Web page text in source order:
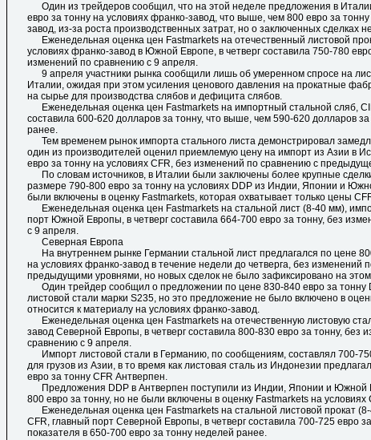
Один из трейдеров сообщил, что на этой неделе предложения в
евро за тонну на условиях франко-завод, что выше, чем 800 евро за
завод, из-за роста производственных затрат, но о заключенных сделках
Еженедельная оценка цен Fastmarkets на отечественный листовой
условиях франко-завод в Южной Европе, в четверг составила 750-780
изменений по сравнению с 9 апреля.
9 апреля участники рынка сообщили лишь об умеренном спросе на
Италии, ожидая при этом усиления ценового давления на прокатные
на сырье для производства слябов и дефицита слябов.
Еженедельная оценка цен Fastmarkets на импортный стальной сляб,
составила 600-620 долларов за тонну, что выше, чем 590-620 долларов
ранее.
Тем временем рынок импорта стального листа демонстрировал
один из производителей оценил приемлемую цену на импорт из Азии в
евро за тонну на условиях CFR, без изменений по сравнению с
По словам источников, в Италии были заключены более крупные
размере 790-800 евро за тонну на условиях DDP из Индии, Японии и
были включены в оценку Fastmarkets, которая охватывает только цены
Еженедельная оценка цен Fastmarkets на стальной лист (8-40 мм),
порт Южной Европы, в четверг составила 664-700 евро за тонну, без
с 9 апреля.
Северная Европа
На внутреннем рынке Германии стальной лист предлагался по цене
на условиях франко-завод в течение недели до четверга, без изменений
предыдущими уровнями, но новых сделок не было зафиксировано на
Один трейдер сообщил о предложении по цене 830-840 евро за тонну
листовой стали марки S235, но это предложение не было включено в
относится к материалу на условиях франко-завод.
Еженедельная оценка цен Fastmarkets на отечественную листовую
завод Северной Европы, в четверг составила 800-830 евро за тонну, без
сравнению с 9 апреля.
Импорт листовой стали в Германию, по сообщениям, составлял 700-
для грузов из Азии, в то время как листовая сталь из Индонезии
евро за тонну CFR Антверпен.
Предложения DDP в Антверпен поступили из Индии, Японии и Южной
800 евро за тонну, но не были включены в оценку Fastmarkets на условиях
Еженедельная оценка цен Fastmarkets на стальной листовой прокат
CFR, главный порт Северной Европы, в четверг составила 700-725 евро
показателя в 650-700 евро за тонну неделей ранее.